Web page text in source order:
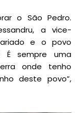
o São Pedro.
a vice-
e o povo
É sempre uma
onde tenho
deste povo”,